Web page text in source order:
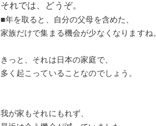
それでは、どうぞ。
■年を取ると、自分の父母を含めた、
家族だけで集まる機会が少なくなりますね
きっと、それは日本の家庭で、
多く起こっていることなのでしょう。
我が家もそれにもれず、